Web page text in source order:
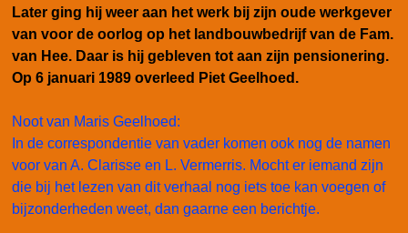
Later ging hij weer aan het werk bij zijn oude werkgever
van voor de oorlog op het landbouwbedrijf van de Fam.
van Hee. Daar is hij gebleven tot aan zijn pensionering.
Op 6 januari 1989 overleed Piet Geelhoed.
Noot van Maris Geelhoed:
In de correspondentie van vader komen ook nog de namen
voor van A. Clarisse en L. Vermerris. Mocht er iemand zijn
die bij het lezen van dit verhaal nog iets toe kan voegen of
bijzonderheden weet, dan gaarne een berichtje.